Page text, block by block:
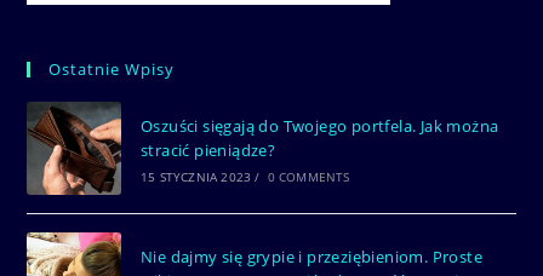
Ostatnie Wpisy
Oszuści sięgają do Twojego portfela. Jak można
stracić pieniądze?
15 STYCZNIA 2023 / 0 COMMENTS
Nie dajmy się grypie i przeziębieniom. Proste